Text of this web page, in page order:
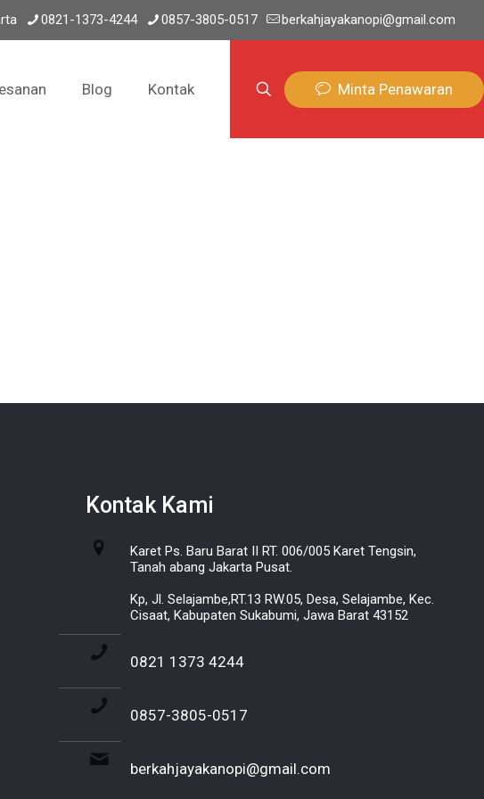
0821-1373-4244 0857-3805-0517 berkahjayakanopi@gmail.com
Blog Kontak Minta Penawaran
Kontak Kami
Karet Ps. Baru Barat II RT. 006/005 Karet Tengsin,
Tanah abang Jakarta Pusat.
Kp, Jl. Selajambe,RT.13 RW.05, Desa, Selajambe, Kec.
Cisaat, Kabupaten Sukabumi, Jawa Barat 43152
0821 1373 4244
0857-3805-0517
berkahjayakanopi@gmail.com